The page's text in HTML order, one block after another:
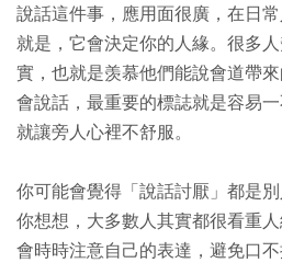
說話這件事，應用面很廣，在日
就是，它會決定你的人緣。很多
實，也就是羡慕他們能說會道帶
會說話，最重要的標誌就是容易
就讓旁人心裡不舒服。
你可能會覺得「說話討厭」都是
你想想，大多數人其實都很看重
會時時注意自己的表達，避免口